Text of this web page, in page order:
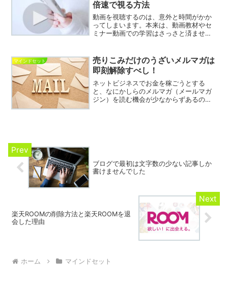
倍速で視る方法
動画を視聴するのは、意外と時間がかか
ってしまいます。本来は、動画教材やセ
ミナー動画での学習はさっさと済ませ
結果はでません。実践時間や作業時間を
増やして、収入を発生させて...
マインドセット
売りこみだけのうざいメルマガは
即刻解除すべし！
ネットビジネスでお金を稼ごうとする
と、なにかしらのメルマガ（メールマガ
ジン）を読む機会が少なからずあるので
ブログで最初は文字数の少ない記事しか
書けませんでした
楽天ROOMの削除方法と楽天ROOMを退
会した理由
ホーム マインドセット